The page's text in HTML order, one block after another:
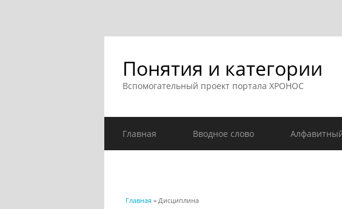
Понятия и категории
Вспомогательный проект портала ХРОНОС
Главная Вводное слово
Вы здесь
Главная » Дисциплина